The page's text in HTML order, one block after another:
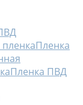
Пленка
Пленка ПВД